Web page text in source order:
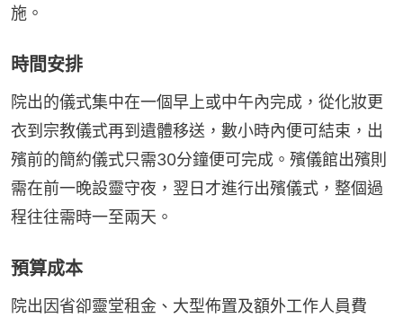
施。
時間安排
院出的儀式集中在一個早上或中午內完成，從化妝更
衣到宗教儀式再到遺體移送，數小時內便可結束，出
殯前的簡約儀式只需30分鐘便可完成。殯儀館出殯則
需在前一晚設靈守夜，翌日才進行出殯儀式，整個過
程往往需時一至兩天。
預算成本
院出因省卻靈堂租金、大型佈置及額外工作人員費